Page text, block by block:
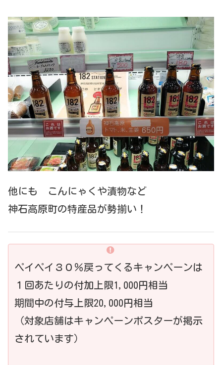
他にも こんにゃくや漬物など
神石高原町の特産品が勢揃い！
ペイペイ３０％戻ってくるキャンペーンは
１回あたりの付加上限1,000円相当
期間中の付与上限20,000円相当
（対象店舗はキャンペーンポスターが掲示
されています）